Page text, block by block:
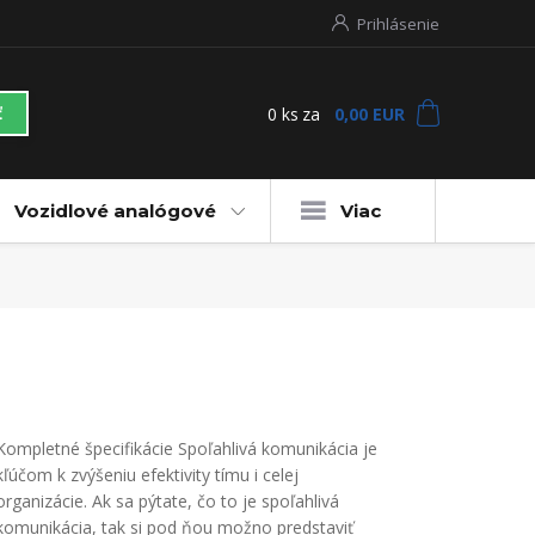
Prihlásenie
0 ks za 0,00 EUR
Vozidlové analógové Viac
špecifikácie Spoľahlivá komunikácia je
k zvýšeniu efektivity tímu i celej
Ak sa pýtate, čo to je spoľahlivá
tak si pod ňou možno predstaviť